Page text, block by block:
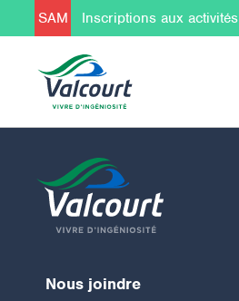
SAM Inscriptions aux activités
Nous joindre